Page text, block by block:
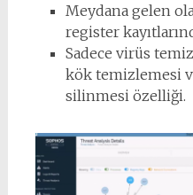
Meydana gelen
register
Sadece virüs
kök temizlemesi
silinmesi özelliği.